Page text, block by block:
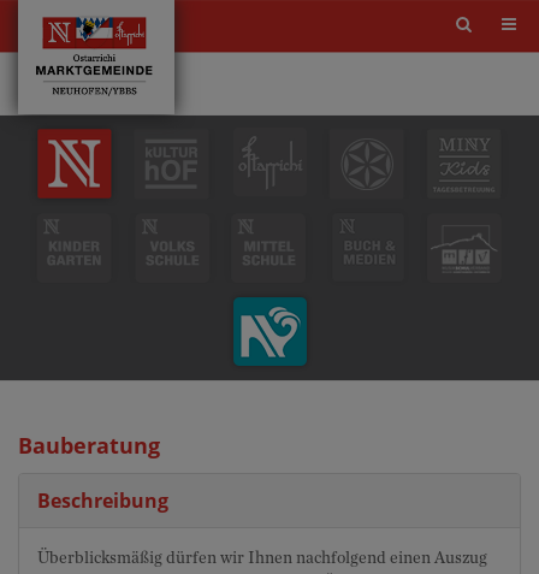
Site
Bauberatung
Beschreibung
Überblicksmäßig dürfen wir Ihnen nachfolgend einen Auszug